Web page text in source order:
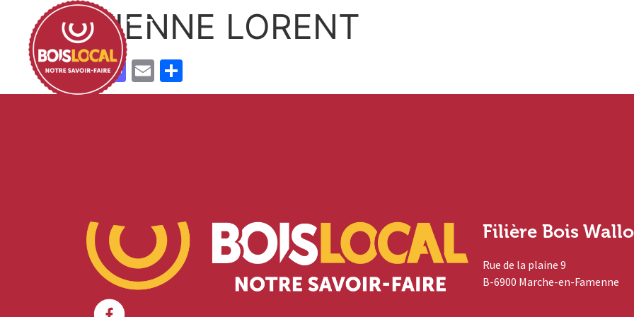
ETIENNE LORENT
Facebook
Mastodon
Email
Filière Bois
Rue de la plaine 9
B-6900 Marche-en-Famenne